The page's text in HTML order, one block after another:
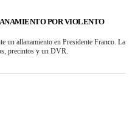
POR VIOLENTO
un allanamiento en Presidente Franco. La
precintos y un DVR.